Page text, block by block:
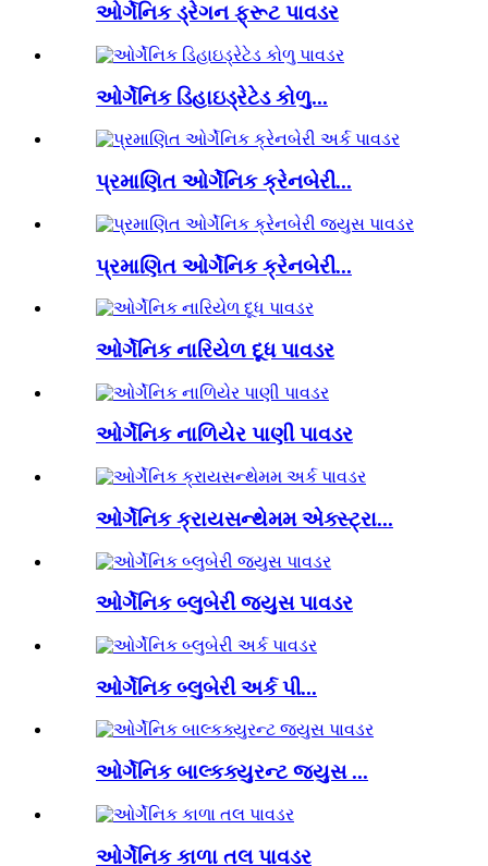
ઓર્ગેનિક ડ્રેગન ફ્રૂટ પાવડર
ઓર્ગેનિક ડિહાઇડ્રેટેડ કોળુ...
પ્રમાણિત ઓર્ગેનિક ક્રેનબેરી...
પ્રમાણિત ઓર્ગેનિક ક્રેનબેરી...
ઓર્ગેનિક નારિયેળ દૂધ પાવડર
ઓર્ગેનિક નાળિયેર પાણી પાવડર
ઓર્ગેનિક ક્રાયસન્થેમમ એક્સ્ટ્રા...
ઓર્ગેનિક બ્લુબેરી જ્યુસ પાવડર
ઓર્ગેનિક બ્લુબેરી અર્ક પી...
ઓર્ગેનિક બાલ્કક્યુરન્ટ જ્યુસ ...
ઓર્ગેનિક કાળા તલ પાવડર